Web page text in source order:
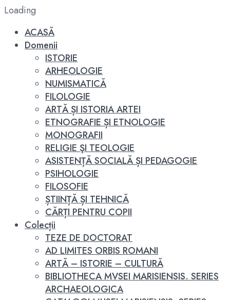
Loading
ACASĂ
Domenii
ISTORIE
ARHEOLOGIE
NUMISMATICĂ
FILOLOGIE
ARTĂ ȘI ISTORIA ARTEI
ETNOGRAFIE ȘI ETNOLOGIE
MONOGRAFII
RELIGIE ŞI TEOLOGIE
ASISTENȚĂ SOCIALĂ ȘI PEDAGOGIE
PSIHOLOGIE
FILOSOFIE
ȘTIINȚĂ ȘI TEHNICĂ
CĂRȚI PENTRU COPII
Colecții
TEZE DE DOCTORAT
AD LIMITES ORBIS ROMANI
ARTĂ – ISTORIE – CULTURĂ
BIBLIOTHECA MVSEI MARISIENSIS. SERIES
ARCHAEOLOGICA